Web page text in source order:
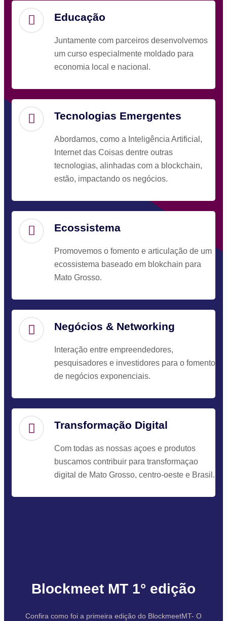
Educação
Juntamente com parceiros desenvolvemos
um curso especialmente moldado para
economia local e nacional.
Tecnologias Emergentes
Abordamos, como a Inteligência Artificial,
Internet das Coisas dentre outras
tecnologias, alinhadas com a blockchain,
estão, impactando os negócios.
Ecossistema
Promovemos o fomento e articulação de um
ecossistema baseado em blokchain para
Mato Grosso.
Negócios & Networking
Interação entre empreendedores,
pesquisadores e investidores para o fomento
de negócios exponenciais.
Transformação Digital
Com todas as nossas açoes e produtos
buscamos contribuir para transformaçao
digital de Mato Grosso, centro-oeste e Brasil.
Blockmeet MT 1° edição
Confira como foi a primeira edição do BlockmeetMT- O